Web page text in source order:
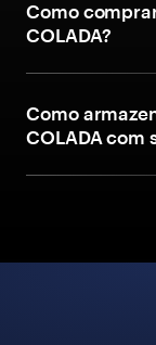
Como
COLADA?
Como
COLADA com